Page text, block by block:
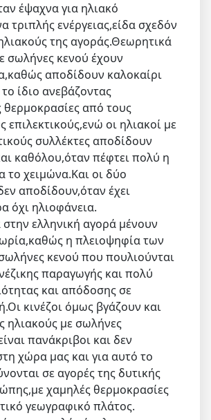
έψαχνα για ηλιακό
τριπλής ενέργειας,είδα σχεδόν
της αγοράς.Θεωρητικά
σωλήνες κενού έχουν
αποδίδουν καλοκαίρι
ίδιο ανεβάζοντας
θερμοκρασίες από τους
επιλεκτικούς,ενώ οι ηλιακοί με
συλλέκτες αποδίδουν
καθόλου,όταν πέφτει πολύ η
το χειμώνα.Και οι δύο
αποδίδουν,όταν έχει
όχι ηλιοφάνεια.
ελληνική αγορά μένουν
η πλειοψηφία των
κενού που πουλιούνται
παραγωγής και πολύ
και απόδοσης σε
κινέζοι όμως βγάζουν και
ηλιακούς με σωλήνες
πανάκριβοι και δεν
χώρα μας και για αυτό το
σε αγορές της δυτικής
χαμηλές θερμοκρασίες
γεωγραφικό πλάτος.